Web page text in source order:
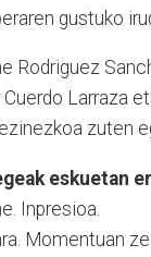
gustuko
Rodriguez
Cuerdo Larraza
zuten
eskuetan
Inpresioa.
Momentuan